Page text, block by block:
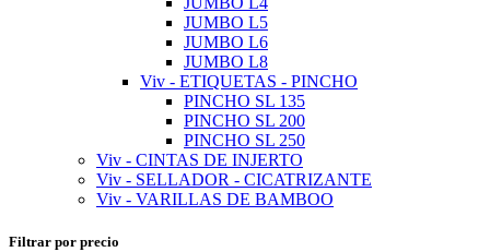
JUMBO L5
JUMBO L6
JUMBO L8
Viv - ETIQUETAS - PINCHO
PINCHO SL 135
PINCHO SL 200
PINCHO SL 250
Viv - CINTAS DE INJERTO
Viv - SELLADOR - CICATRIZANTE
Viv - VARILLAS DE BAMBOO
Filtrar por precio